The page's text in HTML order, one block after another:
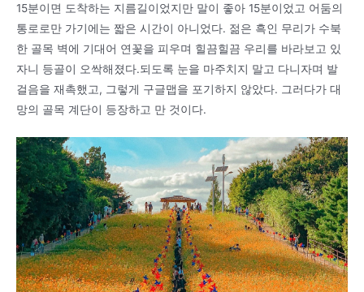
15분이면 도착하는 지름길이었지만 말이 좋아 15분이었고 어둠의
통로로만 가기에는 짧은 시간이 아니었다. 젊은 흑인 무리가 수북
한 골목 벽에 기대어 연꽃을 피우며 힐끔힐끔 우리를 바라보고 있
자니 등골이 오싹해졌다.되도록 눈을 마주치지 말고 다니자며 발
걸음을 재촉했고, 그렇게 구글맵을 포기하지 않았다. 그러다가 대
망의 골목 계단이 등장하고 만 것이다.